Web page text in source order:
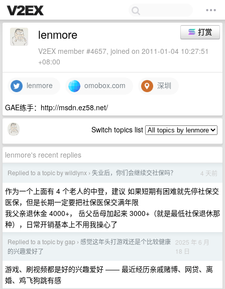
打赏
lenmore
V2EX member #4657, joined on 2011-01-04 10:27:51
+08:00
lenmore omobox.com 深圳
GAE练手：http://msdn.ez58.net/
Switch topics list
lenmore's recent replies
Replied to a topic by wildlynx › 失业后，你们会继续交社保吗？ 4 天前
作为一个上面有 4 个老人的中登，建议 如果短期有困难就先停社保交
医保，但是长期一定要把社保医保交满年限
我父亲退休金 4000+， 岳父岳母加起来 3000+（就是最低社保退休那
种），日常开销基本上不用我操心了
Replied to a topic by gap › 感觉这年头打游戏还是个比较健康
的兴趣爱好了
2025 年 6 月
18 日
游戏、刷视频都是好的兴趣爱好 —— 最近经历亲戚赌博、网贷、离
婚、鸡飞狗跳有感